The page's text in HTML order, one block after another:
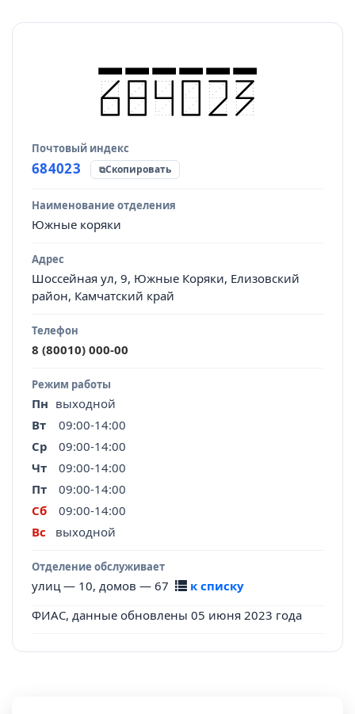
Почтовый индекс
684023 Скопировать
Наименование отделения
Южные коряки
Адрес
Шоссейная ул, 9, Южные Коряки, Елизовский
район, Камчатский край
Телефон
8 (80010) 000-00
Режим работы
Пн выходной
Вт
09:00-14:00
Ср
09:00-14:00
Чт
09:00-14:00
Пт
09:00-14:00
Сб
09:00-14:00
Вс
выходной
Отделение обслуживает
улиц — 10, домов — 67 к списку
Источник данных
ФИАС, данные обновлены 05 июня 2023 года